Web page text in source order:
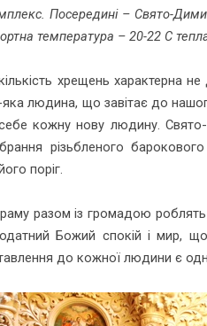
Посередині – Свято-
температура – 20-22 С
хрещень характерна
людина, що завітає до
кожну нову людину. Свято-
різьбленого
поріг.
разом із громадою
Божий спокій і мир,
до кожної людини є